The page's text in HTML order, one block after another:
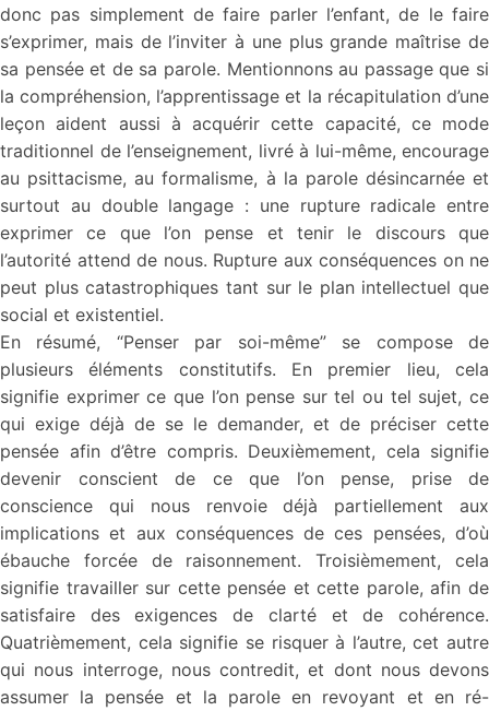
donc pas simplement de faire parler l’enfant, de le faire
s’exprimer, mais de l’inviter à une plus grande maîtrise de
sa pensée et de sa parole. Mentionnons au passage que si
la compréhension, l’apprentissage et la récapitulation d’une
leçon aident aussi à acquérir cette capacité, ce mode
traditionnel de l’enseignement, livré à lui-même, encourage
au psittacisme, au formalisme, à la parole désincarnée et
surtout au double langage : une rupture radicale entre
exprimer ce que l’on pense et tenir le discours que
l’autorité attend de nous. Rupture aux conséquences on ne
peut plus catastrophiques tant sur le plan intellectuel que
social et existentiel.
En résumé, “Penser par soi-même” se compose de
plusieurs éléments constitutifs. En premier lieu, cela
signifie exprimer ce que l’on pense sur tel ou tel sujet, ce
qui exige déjà de se le demander, et de préciser cette
pensée afin d’être compris. Deuxièmement, cela signifie
devenir conscient de ce que l’on pense, prise de
conscience qui nous renvoie déjà partiellement aux
implications et aux conséquences de ces pensées, d’où
ébauche forcée de raisonnement. Troisièmement, cela
signifie travailler sur cette pensée et cette parole, afin de
satisfaire des exigences de clarté et de cohérence.
Quatrièmement, cela signifie se risquer à l’autre, cet autre
qui nous interroge, nous contredit, et dont nous devons
assumer la pensée et la parole en revoyant et en ré-